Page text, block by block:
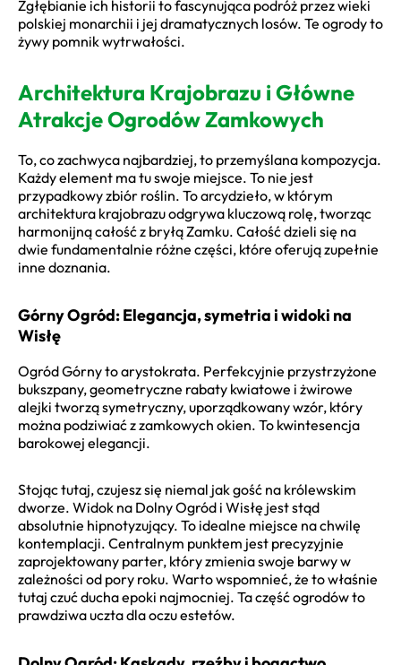
Zgłębianie ich historii to fascynująca podróż przez wieki
polskiej monarchii i jej dramatycznych losów. Te ogrody to
żywy pomnik wytrwałości.
Architektura Krajobrazu i Główne
Atrakcje Ogrodów Zamkowych
To, co zachwyca najbardziej, to przemyślana kompozycja.
Każdy element ma tu swoje miejsce. To nie jest
przypadkowy zbiór roślin. To arcydzieło, w którym
architektura krajobrazu odgrywa kluczową rolę, tworząc
harmonijną całość z bryłą Zamku. Całość dzieli się na
dwie fundamentalnie różne części, które oferują zupełnie
inne doznania.
Górny Ogród: Elegancja, symetria i widoki na
Wisłę
Ogród Górny to arystokrata. Perfekcyjnie przystrzyżone
bukszpany, geometryczne rabaty kwiatowe i żwirowe
alejki tworzą symetryczny, uporządkowany wzór, który
można podziwiać z zamkowych okien. To kwintesencja
barokowej elegancji.
Stojąc tutaj, czujesz się niemal jak gość na królewskim
dworze. Widok na Dolny Ogród i Wisłę jest stąd
absolutnie hipnotyzujący. To idealne miejsce na chwilę
kontemplacji. Centralnym punktem jest precyzyjnie
zaprojektowany parter, który zmienia swoje barwy w
zależności od pory roku. Warto wspomnieć, że to właśnie
tutaj czuć ducha epoki najmocniej. Ta część ogrodów to
prawdziwa uczta dla oczu estetów.